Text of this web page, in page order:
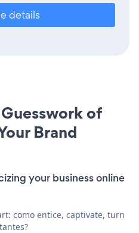
details
of
Brand
your business online
como entice, captivate, turn